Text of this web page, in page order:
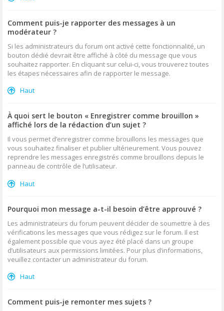
Comment puis-je rapporter des messages à un
modérateur ?
Si les administrateurs du forum ont activé cette fonctionnalité, un
bouton dédié devrait être affiché à côté du message que vous
souhaitez rapporter. En cliquant sur celui-ci, vous trouverez toutes
les étapes nécessaires afin de rapporter le message.
Haut
À quoi sert le bouton « Enregistrer comme brouillon »
affiché lors de la rédaction d’un sujet ?
Il vous permet d’enregistrer comme brouillons les messages que
vous souhaitez finaliser et publier ultérieurement. Vous pouvez
reprendre les messages enregistrés comme brouillons depuis le
panneau de contrôle de l’utilisateur.
Haut
Pourquoi mon message a-t-il besoin d’être approuvé ?
Les administrateurs du forum peuvent décider de soumettre à des
vérifications les messages que vous rédigez sur le forum. Il est
également possible que vous ayez été placé dans un groupe
d’utilisateurs aux permissions limitées. Pour plus d’informations,
veuillez contacter un administrateur du forum.
Haut
Comment puis-je remonter mes sujets ?